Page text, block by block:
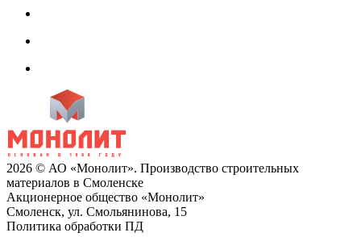
2026 © АО «Монолит». Производство строительных
материалов в Смоленске
Акционерное общество «Монолит»
Смоленск, ул. Смольянинова, 15
Политика обработки ПД